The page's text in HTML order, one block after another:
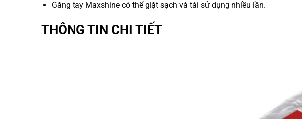
Găng tay Maxshine có thể giặt sạch và tái sử dụng nhiều lần.
THÔNG TIN CHI TIẾT